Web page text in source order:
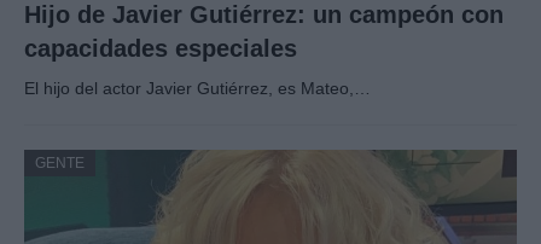
Hijo de Javier Gutiérrez: un campeón con
capacidades especiales
El hijo del actor Javier Gutiérrez, es Mateo,…
GENTE